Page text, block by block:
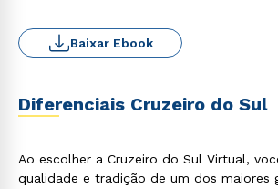
Baixar Ebook
Diferenciais Cruzeiro do Sul
Ao escolher a Cruzeiro do Sul Virtual,
qualidade e tradição de um dos maiores